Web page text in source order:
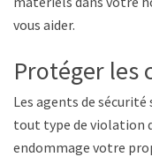
vous aider.
Protéger les
Les agents de
tout type de violation
endommage votre